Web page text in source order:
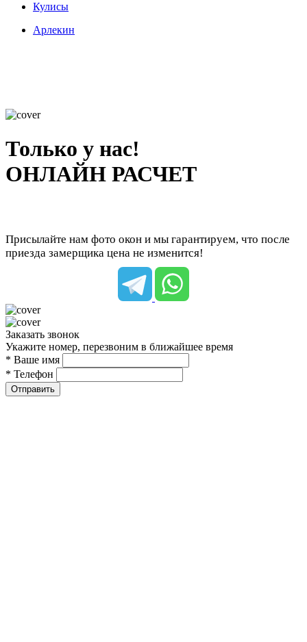
Кулисы
Арлекин
Только у нас!
ОНЛАЙН РАСЧЕТ
Присылайте нам фото окон и мы гарантируем, что после
приезда замерщика цена не изменится!
Заказать звонок
Укажите номер, перезвоним в ближайшее время
* Ваше имя
* Телефон
Отправить